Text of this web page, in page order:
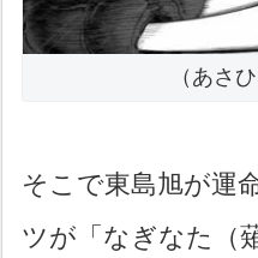
（あさ
そこで東島旭が運
ツが「なぎなた（